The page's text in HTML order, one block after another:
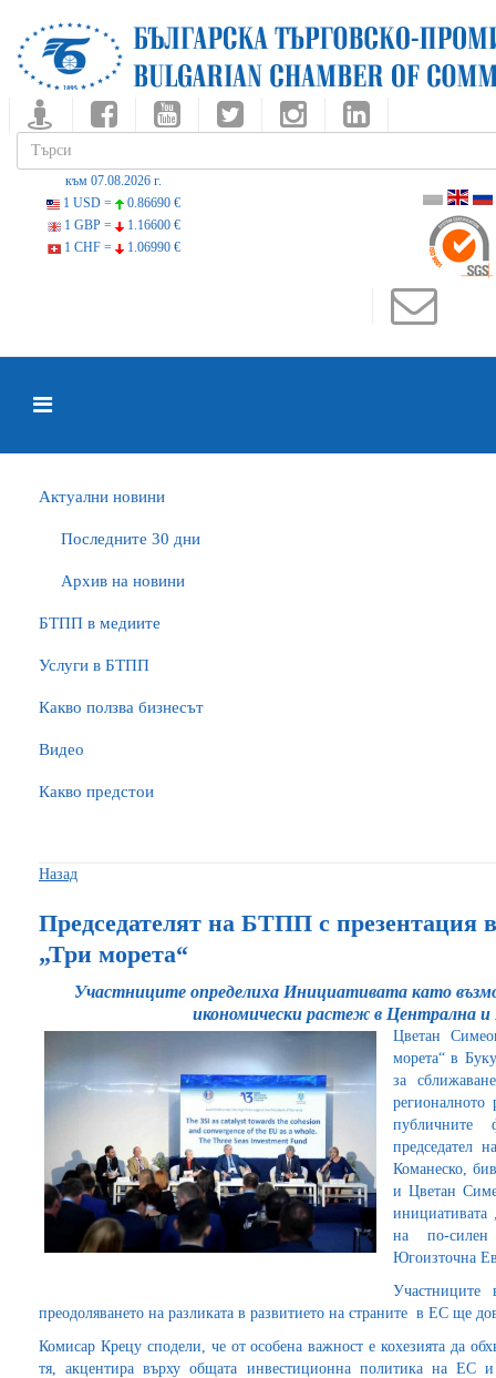
към 07.08.2026 г.
1 USD =
0.86690 €
1 GBP =
1.16600 €
1 CHF =
1.06990 €
Актуални новини
Последните 30 дни
Архив на новини
БTПП в медиите
Услуги в БТПП
Какво ползва бизнесът
Видео
Какво предстои
Назад
Председателят на БТПП с презентация
„Три морета“
Участниците определиха Инициативата като
икономически растеж в Централна
Цветан
морета“ в
за
публичните
председател
Команеско,
и Цветан
инициативата
на по-
Югоизточна
Участниците
преодоляването на разликата в развитието на страните в ЕС ще
Комисар Крецу сподели, че от особена важност е кохезията да
тя, акцентира върху общата инвестиционна политика на ЕС